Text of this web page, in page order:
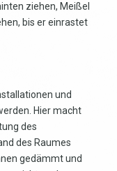
ziehen, Meißel
bis er einrastet
und
Hier macht
des
des Raumes
gedämmt und